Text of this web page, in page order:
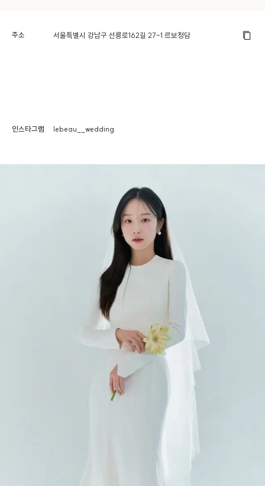
주소 서울특별시 강남구 선릉로162길 27-1 르보청담
인스타그램 lebeau__wedding